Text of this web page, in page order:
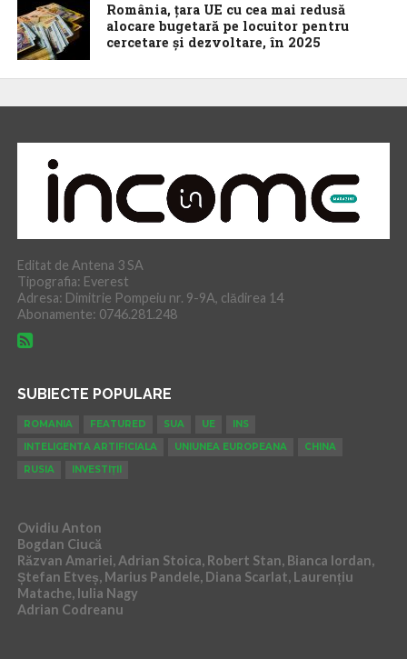
România, țara UE cu cea mai redusă
alocare bugetară pe locuitor pentru
cercetare și dezvoltare, în 2025
Editat de Antena 3 SA
Tipografia: Everest
Adresa: Dimitrie Pompeiu nr. 9-9A, clădirea 14
Abonamente: 0746.281.248
SUBIECTE POPULARE
ROMANIA FEATURED SUA UE
INS
INTELIGENTA ARTIFICIALA
UNIUNEA EUROPEANA
CHINA
RUSIA
INVESTIȚII
Ovidiu Anton
Bogdan Ciucă
Răzvan Amariei, Adrian Stoica, Robert Stan, Bianca Iordan,
Ștefan Etveș, Marius Pandele, Diana Scarlat, Laurențiu
Matache, Iulia Nagy
Adrian Codreanu